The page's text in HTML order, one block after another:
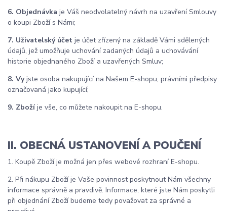
6. Objednávka je Váš neodvolatelný návrh na uzavření Smlouvy
o koupi Zboží s Námi;
7. Uživatelský účet je účet zřízený na základě Vámi sdělených
údajů, jež umožňuje uchování zadaných údajů a uchovávání
historie objednaného Zboží a uzavřených Smluv;
8. Vyjste osoba nakupující na Našem E-shopu, právními předpisy
označovaná jako kupující;
9. Zbožíje vše, co můžete nakoupit na E-shopu.
II. OBECNÁ USTANOVENÍ A POUČENÍ
1. Koupě Zboží je možná jen přes webové rozhraní E-shopu.
2. Při nákupu Zboží je Vaše povinnost poskytnout Nám všechny
informace správně a pravdivě. Informace, které jste Nám poskytli
při objednání Zboží budeme tedy považovat za správné a